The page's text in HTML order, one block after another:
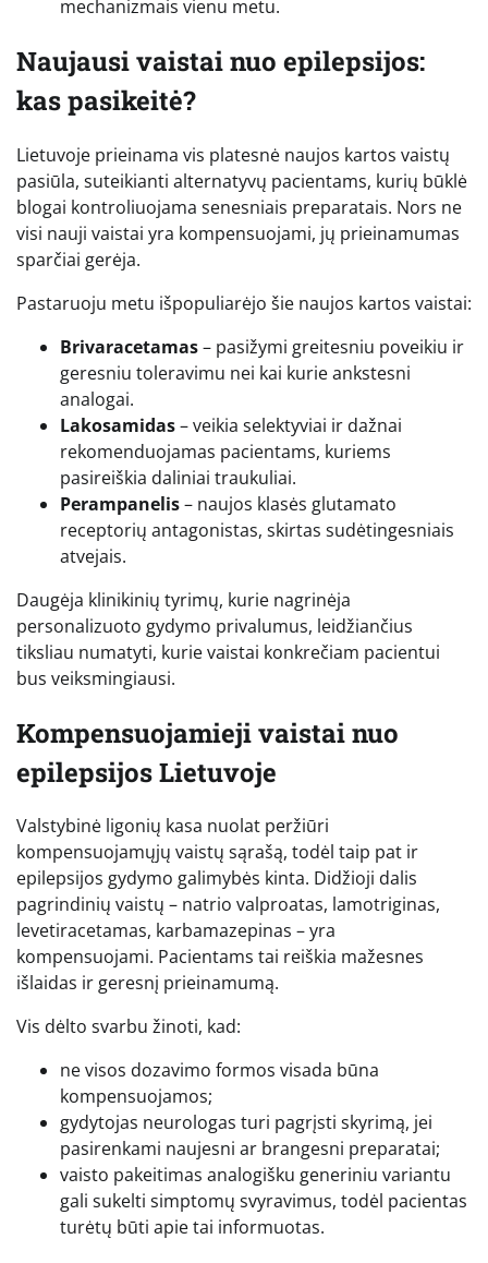
mechanizmais vienu metu.
Naujausi vaistai nuo epilepsijos:
kas pasikeitė?
Lietuvoje prieinama vis platesnė naujos kartos vaistų
pasiūla, suteikianti alternatyvų pacientams, kurių būklė
blogai kontroliuojama senesniais preparatais. Nors ne
visi nauji vaistai yra kompensuojami, jų prieinamumas
sparčiai gerėja.
Pastaruoju metu išpopuliarėjo šie naujos kartos vaistai:
Brivaracetamas– pasižymi greitesniu poveikiu ir
geresniu toleravimu nei kai kurie ankstesni
analogai.
Lakosamidas– veikia selektyviai ir dažnai
rekomenduojamas pacientams, kuriems
pasireiškia daliniai traukuliai.
Perampanelis– naujos klasės glutamato
receptorių antagonistas, skirtas sudėtingesniais
atvejais.
Daugėja klinikinių tyrimų, kurie nagrinėja
personalizuoto gydymo privalumus, leidžiančius
tiksliau numatyti, kurie vaistai konkrečiam pacientui
bus veiksmingiausi.
Kompensuojamieji vaistai nuo
epilepsijos Lietuvoje
Valstybinė ligonių kasa nuolat peržiūri
kompensuojamųjų vaistų sąrašą, todėl taip pat ir
epilepsijos gydymo galimybės kinta. Didžioji dalis
pagrindinių vaistų – natrio valproatas, lamotriginas,
levetiracetamas, karbamazepinas – yra
kompensuojami. Pacientams tai reiškia mažesnes
išlaidas ir geresnį prieinamumą.
Vis dėlto svarbu žinoti, kad:
ne visos dozavimo formos visada būna
kompensuojamos;
gydytojas neurologas turi pagrįsti skyrimą, jei
pasirenkami naujesni ar brangesni preparatai;
vaisto pakeitimas analogišku generiniu variantu
gali sukelti simptomų svyravimus, todėl pacientas
turėtų būti apie tai informuotas.